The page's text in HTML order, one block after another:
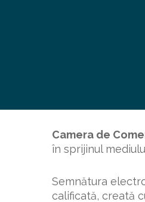
Camera de
în sprijinul
Semnătura
calificată, creată